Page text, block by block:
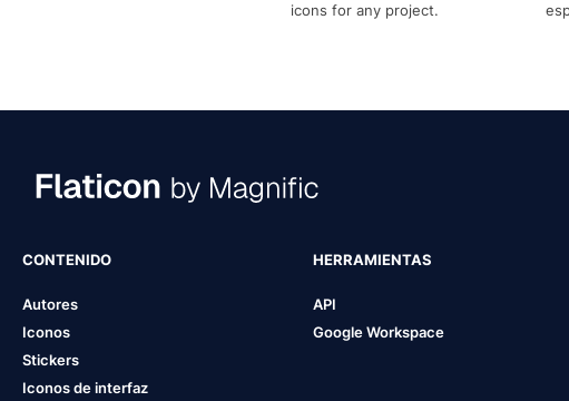
icons for any project.
CONTENIDO
Autores
Iconos
Stickers
Iconos de interfaz
HERRAMIENTAS
API
Google Workspace